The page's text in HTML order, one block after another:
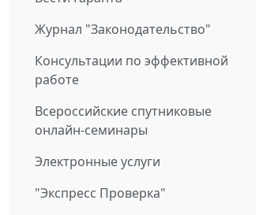
Журнал "Законодательство"
Консультации по эффективной
работе
Всероссийские спутниковые
онлайн-семинары
Электронные услуги
"Экспресс Проверка"